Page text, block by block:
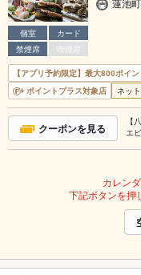
個室
カード
禁煙席
喫煙席
蓮池
【アプリ予約限定】最大800ポイ
ポイントプラス対象店
ネッ
クーポンを見る
【
エ
カレン
下記ボタンを押